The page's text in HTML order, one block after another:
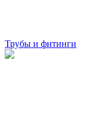
Трубы и фитинги